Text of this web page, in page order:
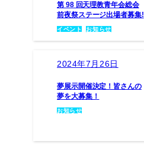
第 98 回天理教青年会総会
前夜祭ステージ出場者募集!
イベント , お知らせ
2024年7月26日
夢展示開催決定！皆さんの
夢を大募集！
お知らせ